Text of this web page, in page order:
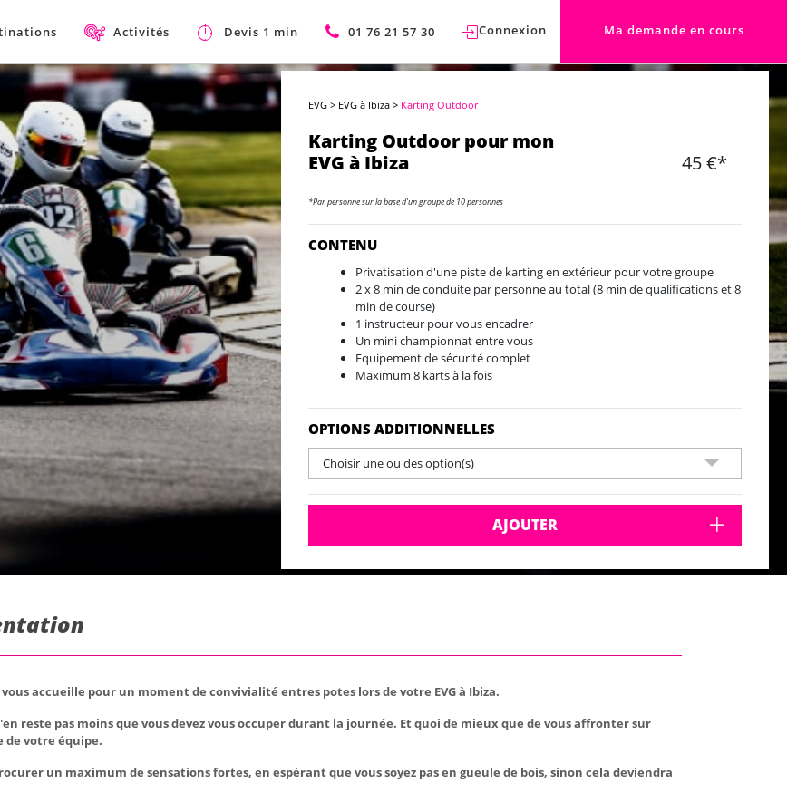
Activités Devis 1 min 01 76 21 57 30 Connexion Ma demande en cours
EVG > EVG à Ibiza > Karting Outdoor
Karting Outdoor pour mon
EVG à Ibiza
45 €*
*Par personne sur la base d'un groupe de 10 personnes
CONTENU
Privatisation d'une piste de karting en extérieur pour votre groupe
2 x 8 min de conduite par personne au total (8 min de qualifications et 8
min de course)
1 instructeur pour vous encadrer
Un mini championnat entre vous
Equipement de sécurité complet
Maximum 8 karts à la fois
OPTIONS ADDITIONNELLES
Choisir une ou des option(s)
AJOUTER
accueille pour un moment de convivialité entres potes lors de votre EVG à Ibiza.
reste pas moins que vous devez vous occuper durant la journée. Et quoi de mieux que de vous affronter sur
de votre équipe.
un maximum de sensations fortes, en espérant que vous soyez pas en gueule de bois, sinon cela deviendra